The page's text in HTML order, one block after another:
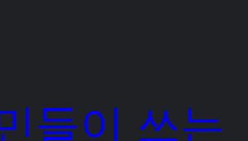
들이 쓰는